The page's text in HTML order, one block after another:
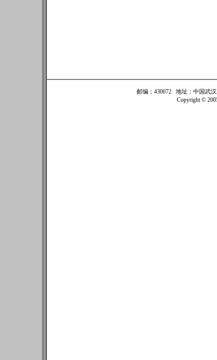
邮编：430072 地址：中国武
Copyright ©